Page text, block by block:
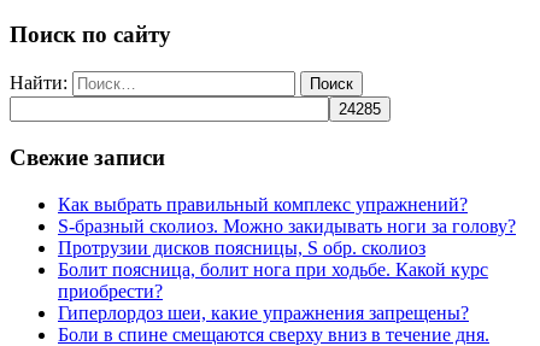
Поиск по сайту
Найти:
Свежие записи
Как выбрать правильный комплекс упражнений?
S-бразный сколиоз. Можно закидывать ноги за голову?
Протрузии дисков поясницы, S обр. сколиоз
Болит поясница, болит нога при ходьбе. Какой курс
приобрести?
Гиперлордоз шеи, какие упражнения запрещены?
Боли в спине смещаются сверху вниз в течение дня.